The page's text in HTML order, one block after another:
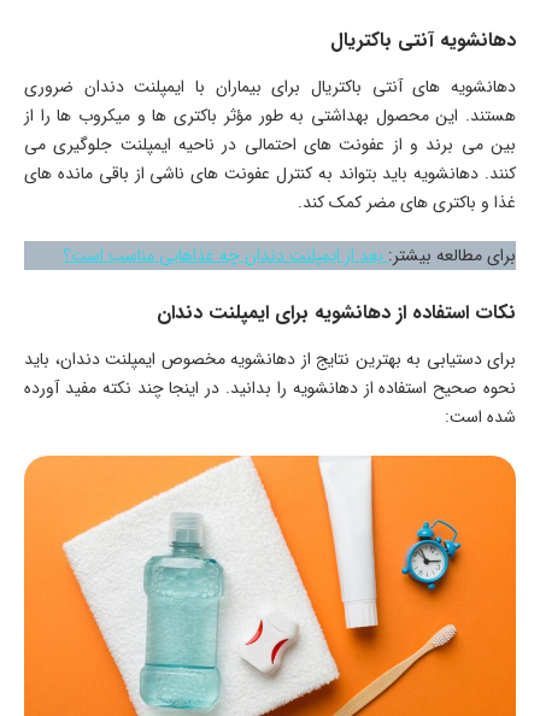
دهانشویه آنتی باکتریال
دهانشویه های آنتی باکتریال برای بیماران با ایمپلنت دندان ضروری
هستند. این محصول بهداشتی به طور مؤثر باکتری ها و میکروب ها را از
بین می برند و از عفونت های احتمالی در ناحیه ایمپلنت جلوگیری می
کنند. دهانشویه باید بتواند به کنترل عفونت های ناشی از باقی مانده های
غذا و باکتری های مضر کمک کند.
برای مطالعه بیشتر:بعد از ایمپلنت دندان چه غذاهایی مناسب است؟
نکات استفاده از دهانشویه برای ایمپلنت دندان
برای دستیابی به بهترین نتایج از دهانشویه مخصوص ایمپلنت دندان، باید
نحوه صحیح استفاده از دهانشویه را بدانید. در اینجا چند نکته مفید آورده
شده است: